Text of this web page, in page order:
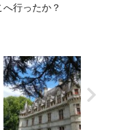
行ったか？